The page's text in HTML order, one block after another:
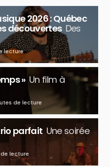
2026 : Québec
découvertes Des
lecture
» Un film à
de lecture
parfait Une soirée
lecture